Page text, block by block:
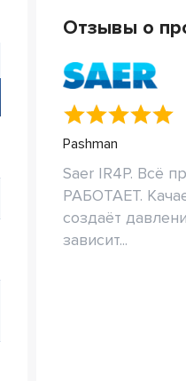
Отзывы о
Pashman
Saer IR4P. Всё
РАБОТАЕТ.
создаёт
зависит...